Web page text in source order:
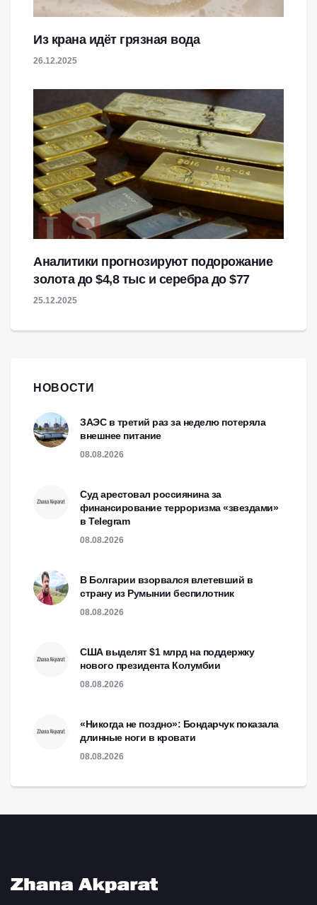
Из крана идёт грязная вода
26.12.2025
Аналитики прогнозируют подорожание
золота до $4,8 тыс и серебра до $77
25.12.2025
НОВОСТИ
ЗАЭС в третий раз за неделю потеряла
внешнее питание
08.08.2026
Суд арестовал россиянина за
финансирование терроризма «звездами»
в Telegram
08.08.2026
В Болгарии взорвался влетевший в
страну из Румынии беспилотник
08.08.2026
США выделят $1 млрд на поддержку
нового президента Колумбии
08.08.2026
«Никогда не поздно»: Бондарчук показала
длинные ноги в кровати
08.08.2026